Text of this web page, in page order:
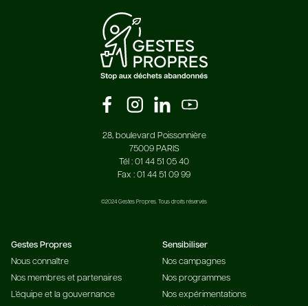
28, boulevard Poissonnière
75009 PARIS
Tél : 01 44 51 05 40
Fax : 01 44 51 09 99
©2024 Gestes Propres. Tous droits réservés
Gestes Propres
Nous connaître
Nos membres et partenaires
L’équipe et la gouvernance
Sensibiliser
Nos campagnes
Nos programmes
Nos expérimentations